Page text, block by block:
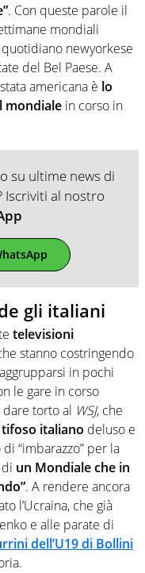
. Con queste parole il
mondiali
newyorkese
del Bel Paese. A
americana è lo
mondiale in corso in
su ultime news di
Iscriviti al nostro
gli italiani
televisioni
stanno costringendo
in pochi
le gare in corso
dare torto al WSJ, che
italiano deluso e
“imbarazzo” per la
un Mondiale che in
. A rendere ancora
l’Ucraina, che già
e alle parate di
dell’U19 di Bollini